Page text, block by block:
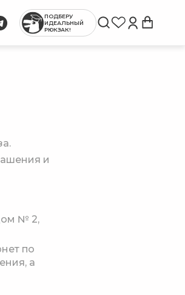
ПОДБЕРУ
ИДЕАЛЬНЫЙ
РЮКЗАК!
и
№ 2,
по
а